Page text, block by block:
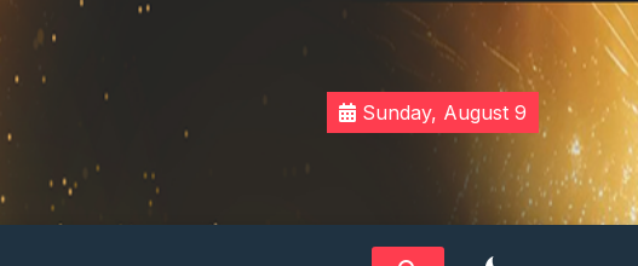
Sunday, August 9